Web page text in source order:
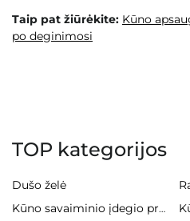
Taip pat žiūrėkite: Kūno
po deginimosi
TOP kategorijos
Dušo želė
Kūno savaiminio įdegio priemonės